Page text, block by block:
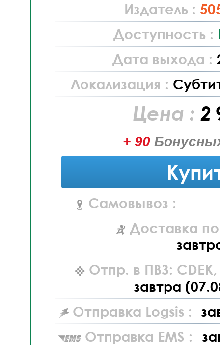
Издатель :
Доступность :
Дата выхода :
Локализация :
Цена : 2
+ 90
Самовывоз :
Доставка
Отпр. в ПВЗ: CDEK,
завтра
Отправка Logsis :
Отправка EMS :